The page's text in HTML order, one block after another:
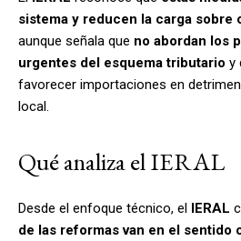
sistema y reducen la carga sobre
aunque señala que no abordan los
urgentes del esquema tributario y
favorecer importaciones en
local.
Qué analiza el IERAL
Desde el enfoque técnico, el IERAL
de las reformas van en el sentido